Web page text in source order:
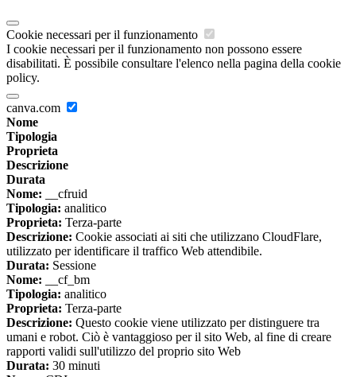
Cookie necessari per il funzionamento
I cookie necessari per il funzionamento non possono essere
disabilitati. È possibile consultare l'elenco nella pagina della cookie
policy.
canva.com
Nome
Tipologia
Proprieta
Descrizione
Durata
Nome: __cfruid
Tipologia: analitico
Proprieta: Terza-parte
Descrizione: Cookie associati ai siti che utilizzano CloudFlare,
utilizzato per identificare il traffico Web attendibile.
Durata: Sessione
Nome: __cf_bm
Tipologia: analitico
Proprieta: Terza-parte
Descrizione: Questo cookie viene utilizzato per distinguere tra
umani e robot. Ciò è vantaggioso per il sito Web, al fine di creare
rapporti validi sull'utilizzo del proprio sito Web
Durata: 30 minuti